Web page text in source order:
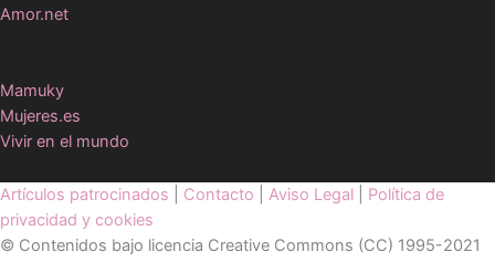
Amor.net
Mamuky
Mujeres.es
Vivir en el mundo
Artículos patrocinados Contacto Aviso Legal
Política de
privacidad y cookies
© Contenidos bajo licencia Creative Commons (CC) 1995-2021